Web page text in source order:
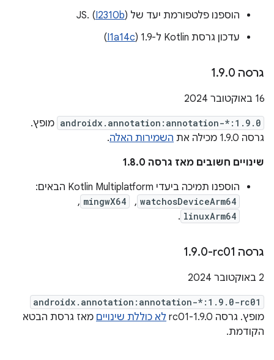
הוספנו פלטפורמת יעד של JS. ( I2310b)
עדכון גרסת Kotlin ל-1.9‏ (
I1a14c
)
גרסה 1 .9.0
‫16 באוקטובר 2024
androidx.annotation:annotation-*:1.9.0 מופץ.
גרסה 1.9.0 מכילה את
השמירות האלה.
שינויים חשובים מאז גרסה 1.8.0
הוספנו תמיכה ביעדי Kotlin Multiplatform הבאים:
watchosDeviceArm64
, ‏
mingwX64
, ‏
linuxArm64
.
גרסה ‎1 .9.0-rc01
‫2 באוקטובר 2024
androidx.annotation:annotation-*:1.9.0-rc01
מופץ. גרסה 1.9.0-rc01 לא כוללת שינויים מאז גרסת הבטא
הקודמת.